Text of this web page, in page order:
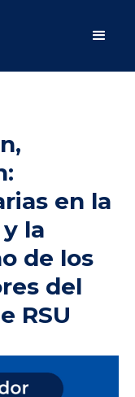
en la
la
de los
del
RSU